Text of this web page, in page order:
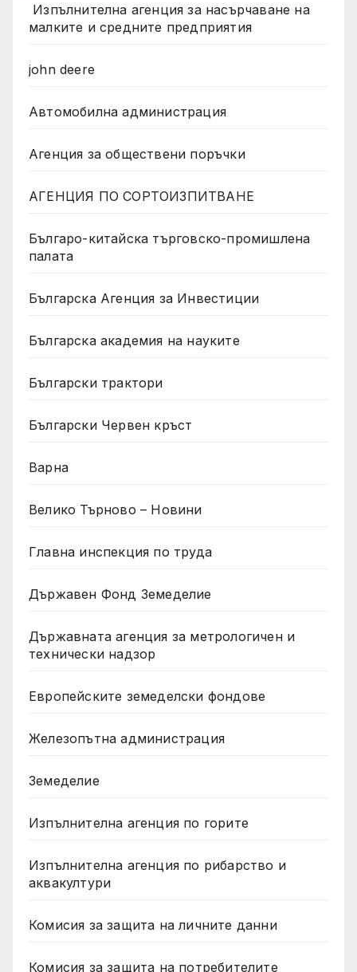
Изпълнителна агенция за насърчаване на
малките и средните предприятия
john deere
Автомобилна администрация
Агенция за обществени поръчки
АГЕНЦИЯ ПО СОРТОИЗПИТВАНЕ
Българо-китайска търговско-промишлена
палата
Българска Агенция за Инвестиции
Българска академия на науките
Български трактори
Български Червен кръст
Варна
Велико Търново – Новини
Главна инспекция по труда
Държавен Фонд Земеделие
Държавната агенция за метрологичен и
технически надзор
Европейските земеделски фондове
Железопътна администрация
Земеделие
Изпълнителна агенция по горите
Изпълнителна агенция по рибарство и
аквакултури
Комисия за защита на личните данни
Комисия за защита на потребителите